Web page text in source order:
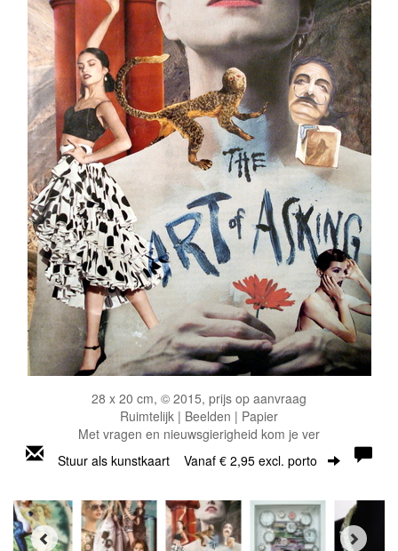
28 x 20 cm, © 2015, prijs op aanvraag
Ruimtelijk | Beelden | Papier
Met vragen en nieuwsgierigheid kom je ver
Stuur als kunstkaart Vanaf € 2,95 excl. porto